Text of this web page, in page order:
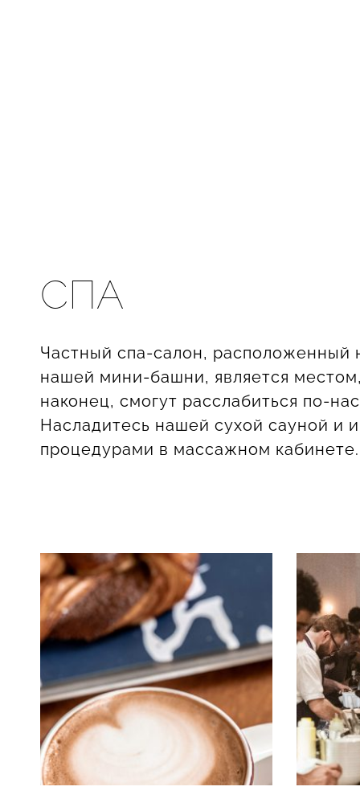
СПА
Частный спа-салон, расположенный
нашей мини-башни, является
наконец, смогут расслабиться по-
Насладитесь нашей сухой сауной и
процедурами в массажном